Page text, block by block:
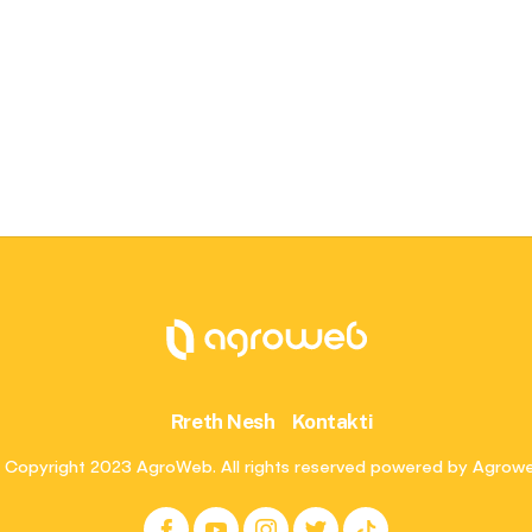
Rreth Nesh Kontakti
2023 AgroWeb. All rights reserved powered by